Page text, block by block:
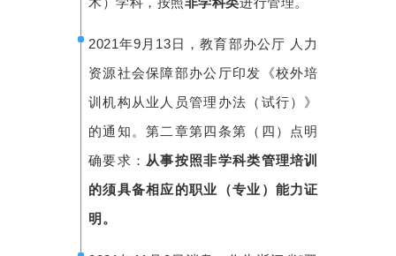
2021年9月13日，教育部办公厅 人力
资源社会保障部办公厅印发《校外培
训机构从业人员管理办法（试行）》
的通知。第二章第四条第（四）点明
确要求： 从事按照非学科类管理培训
的须具备相应的职业（专业）能力证
明。